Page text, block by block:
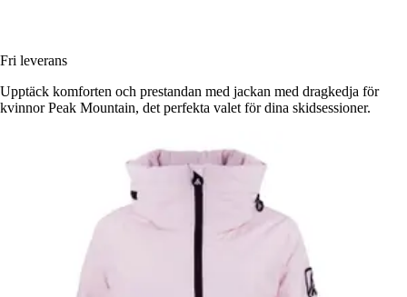
Fri leverans
Upptäck komforten och prestandan med jackan med dragkedja för
kvinnor Peak Mountain, det perfekta valet för dina skidsessioner.